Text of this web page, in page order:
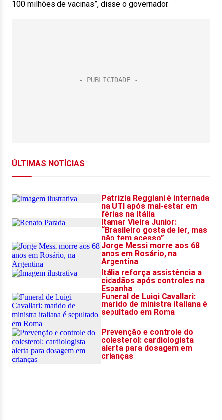
100 milhões de vacinas”, disse o governador.